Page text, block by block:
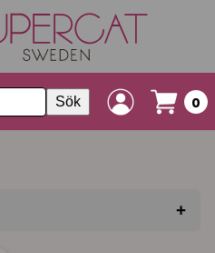
Sök 0
+